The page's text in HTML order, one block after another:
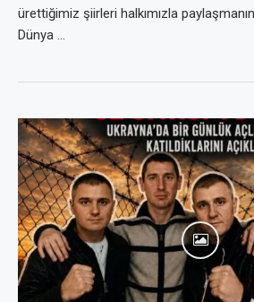
ürettiğimiz şiirleri halkımızla
Dünya …